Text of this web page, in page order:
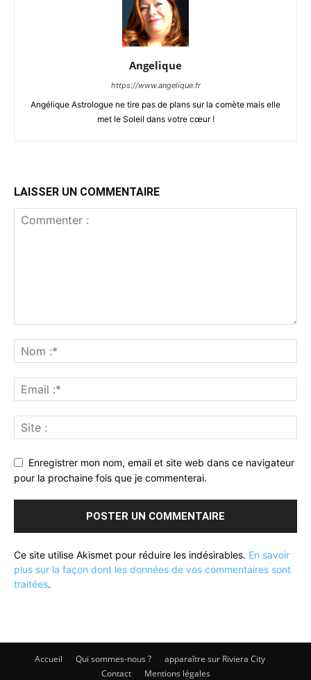
Angelique
https://www.angelique.fr
Angélique Astrologue ne tire pas de plans sur la comète mais elle
met le Soleil dans votre cœur !
LAISSER UN COMMENTAIRE
Enregistrer mon nom, email et site web dans ce navigateur
pour la prochaine fois que je commenterai.
Ce site utilise Akismet pour réduire les indésirables. En savoir
plus sur la façon dont les données de vos commentaires sont
traitées.
Accueil Qui sommes-nous ?
apparaître sur Riviera City
Contact
Mentions légales